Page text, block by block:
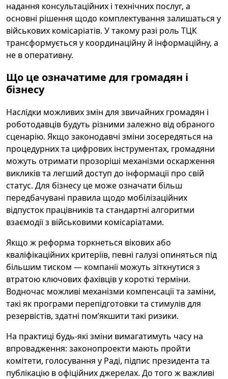
надання консультаційних і технічних послуг, а
основні рішення щодо комплектування залишаться у
військових комісаріатів. У такому разі роль ТЦК
трансформується у координаційну й інформаційну, а
не в оперативну.
Що це означатиме для громадян і
бізнесу
Наслідки можливих змін для звичайних громадян і
роботодавців будуть різними залежно від обраного
сценарію. Якщо законодавчі зміни зосередяться на
процедурних та цифрових інструментах, громадяни
можуть отримати прозоріші механізми оскарження
викликів та легший доступ до інформації про свій
статус. Для бізнесу це може означати більш
передбачувані правила щодо мобілізаційних
відпусток працівників та стандартні алгоритми
взаємодії з військовими комісаріатами.
Якщо ж реформа торкнеться вікових або
кваліфікаційних критеріїв, певні галузі опиняться під
більшим тиском — компанії можуть зіткнутися з
втратою ключових фахівців у короткі терміни.
Водночас можливі механізми компенсації та заміни,
такі як програми перепідготовки та стимулів для
резервістів, здатні пом’якшити такі ризики.
На практиці будь-які зміни вимагатимуть часу на
впровадження: законопроекти мають пройти
комітети, голосування у Раді, підпис президента та
публікацію в офіційних джерелах. До того ж важливі